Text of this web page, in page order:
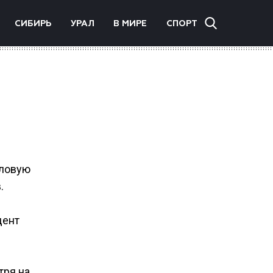
СИБИРЬ УРАЛ В МИРЕ СПОРТ